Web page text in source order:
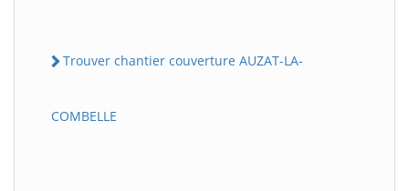
Trouver chantier couverture AUZAT-LA-
COMBELLE